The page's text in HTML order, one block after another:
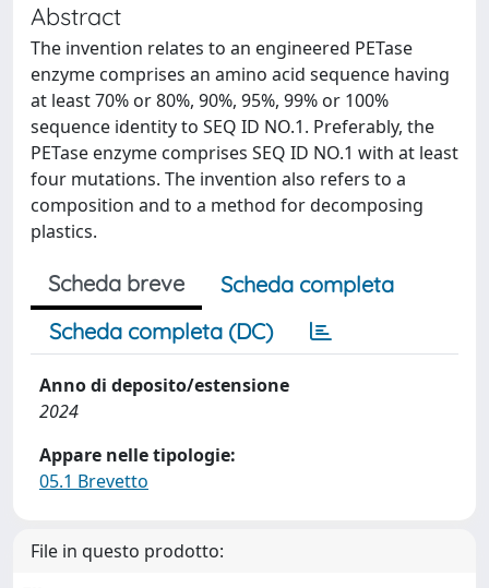
Abstract
The invention relates to an engineered PETase
enzyme comprises an amino acid sequence having
at least 70% or 80%, 90%, 95%, 99% or 100%
sequence identity to SEQ ID NO.1. Preferably, the
PETase enzyme comprises SEQ ID NO.1 with at least
four mutations. The invention also refers to a
composition and to a method for decomposing
plastics.
Scheda breve
Scheda completa
Scheda completa (DC)
Anno di deposito/estensione
2024
Appare nelle tipologie:
05.1 Brevetto
File in questo prodotto: